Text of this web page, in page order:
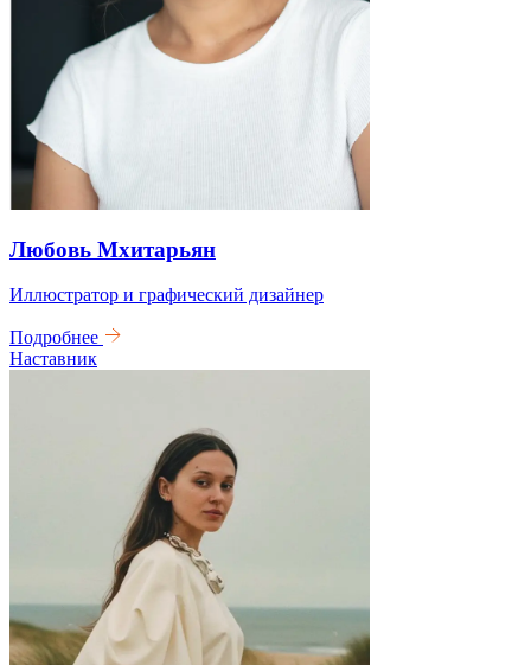
Любовь Мхитарьян
Иллюстратор и графический дизайнер
Подробнее
Наставник